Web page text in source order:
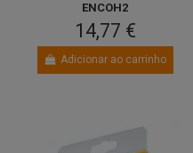
ENCOH2
14,77 €
Adicionar ao carrinho